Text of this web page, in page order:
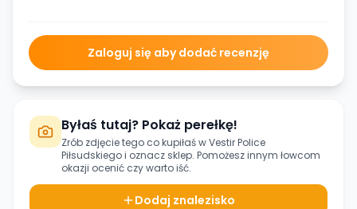
Zaloguj się aby dodać recenzję
Byłaś tutaj? Pokaż perełkę!
Zrób zdjęcie tego co kupiłaś wVestir Police
Piłsudskiegoi oznacz sklep. Pomożesz innym łowcom
okazji ocenić czy warto iść.
Dodaj znalezisko